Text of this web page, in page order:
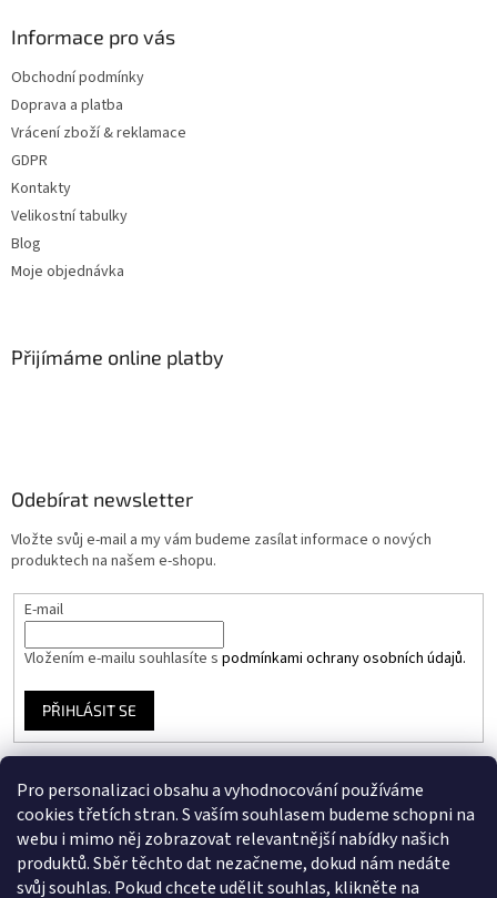
Pro personalizaci obsahu a vyhodnocování používáme
cookies třetích stran. S vaším souhlasem budeme schopni na
webu i mimo něj zobrazovat relevantnější nabídky našich
produktů. Sběr těchto dat nezačneme, dokud nám nedáte
svůj souhlas. Pokud chcete udělit souhlas, klikněte na
Informace pro vás
Obchodní podmínky
Doprava a platba
Vrácení zboží & reklamace
GDPR
Kontakty
Velikostní tabulky
Blog
Moje objednávka
Přijímáme online platby
Odebírat newsletter
Vložte svůj e-mail a my vám budeme zasílat informace o nových
produktech na našem e-shopu.
E-mail
Vložením e-mailu souhlasíte s podmínkami ochrany osobních údajů.
PŘIHLÁSIT SE
Instagram
Facebook